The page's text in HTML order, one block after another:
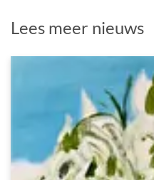
Lees meer nieuws